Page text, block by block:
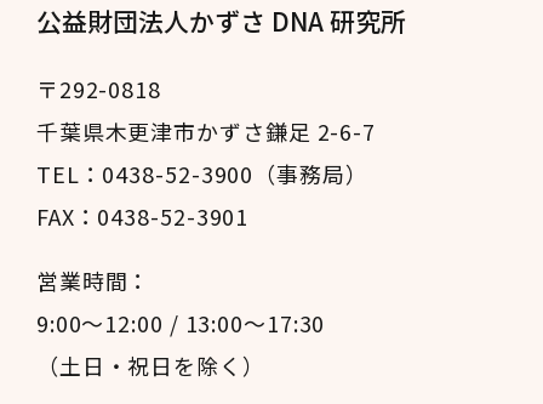
公益財団法人かずさ DNA 研究所
〒292-0818
千葉県木更津市かずさ鎌足 2-6-7
TEL：0438-52-3900（事務局）
FAX：0438-52-3901
営業時間：
9:00～12:00 / 13:00～17:30
（土日・祝日を除く）